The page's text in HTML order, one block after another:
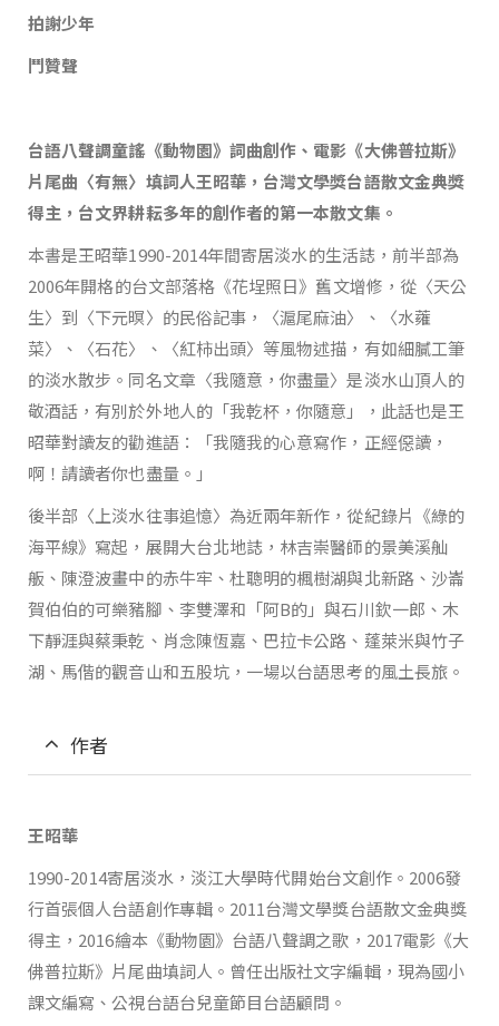
拍謝少年
鬥贊聲
台語八聲調童謠《動物園》詞曲創作、電影《大佛普拉斯》
片尾曲〈有無〉填詞人王昭華，台灣文學獎台語散文金典獎
得主，台文界耕耘多年的創作者的第一本散文集。
本書是王昭華1990-2014年間寄居淡水的生活誌，前半部為
2006年開格的台文部落格《花埕照日》舊文增修，從〈天公
生〉到〈下元暝〉的民俗記事，〈滬尾麻油〉、〈水蕹
菜〉、〈石花〉、〈紅柿出頭〉等風物述描，有如細膩工筆
的淡水散步。同名文章〈我隨意，你盡量〉是淡水山頂人的
敬酒話，有別於外地人的「我乾杯，你隨意」，此話也是王
昭華對讀友的勸進語：「我隨我的心意寫作，正經僫讀，
啊！請讀者你也盡量。」
後半部〈上淡水往事追憶〉為近兩年新作，從紀錄片《綠的
海平線》寫起，展開大台北地誌，林吉崇醫師的景美溪舢
舨、陳澄波畫中的赤牛牢、杜聰明的楓樹湖與北新路、沙崙
賀伯伯的可樂豬腳、李雙澤和「阿B的」與石川欽一郎、木
下靜涯與蔡秉乾、肖念陳恆嘉、巴拉卡公路、蓬萊米與竹子
湖、馬偕的觀音山和五股坑，一場以台語思考的風土長旅。
作者
王昭華
1990-2014寄居淡水，淡江大學時代開始台文創作。2006發
行首張個人台語創作專輯。2011台灣文學獎台語散文金典獎
得主，2016繪本《動物園》台語八聲調之歌，2017電影《大
佛普拉斯》片尾曲填詞人。曾任出版社文字編輯，現為國小
課文編寫、公視台語台兒童節目台語顧問。